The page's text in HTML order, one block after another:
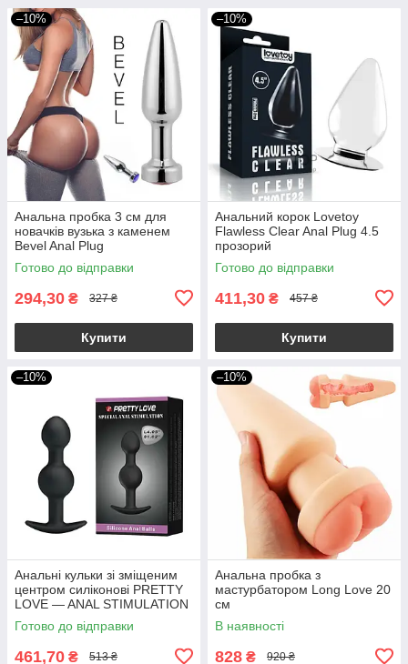
–10%
Анальна пробка 3 см для
новачків вузька з каменем
Bevel Anal Plug
Готово до відправки
294,30 ₴ 327 ₴
Купити
–10%
Анальний корок Lovetoy
Flawless Clear Anal Plug 4.5
прозорий
Готово до відправки
411,30 ₴ 457 ₴
Купити
–10%
Анальні кульки зі зміщеним
центром силіконові PRETTY
LOVE — ANAL STIMULATION
2,5-3,0 см якір
Готово до відправки
461,70 ₴ 513 ₴
–10%
Анальна пробка з
мастурбатором Long Love 20
см
В наявності
828 ₴ 920 ₴